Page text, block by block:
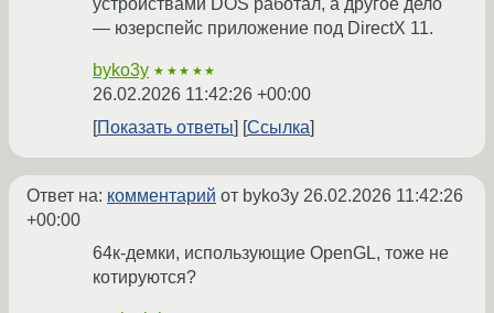
устройствами DOS работал, а другое дело
— юзерспейс приложение под DirectX 11.
byko3y ★★★★★
26.02.2026 11:42:26 +00:00
Показать ответы
Ссылка
Ответ на: комментарий от byko3y 26.02.2026 11:42:26
+00:00
64к-демки, использующие OpenGL, тоже не
котируются?